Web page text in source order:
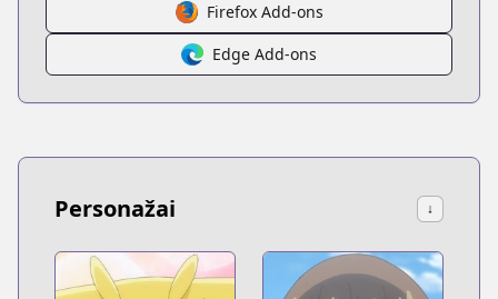
Firefox Add-ons
Edge Add-ons
Personažai ↓